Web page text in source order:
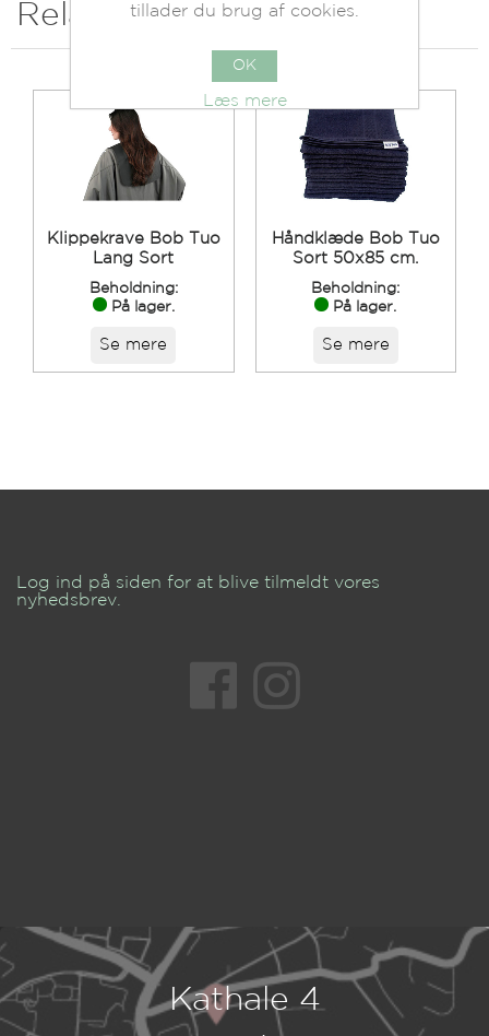
Relaterede produkter
Klippekrave Bob Tuo
Lang Sort
Beholdning:
På lager.
Se mere
Håndklæde Bob Tuo
Sort 50x85 cm.
Beholdning:
På lager.
Se mere
Log ind på siden for at blive tilmeldt vores
nyhedsbrev.
Kathale 4
tillader du brug af cookies.
OK
Læs mere